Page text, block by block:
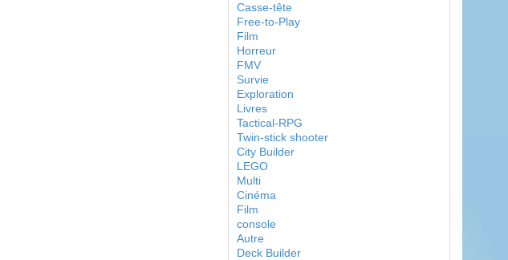
Casse-tête
Free-to-Play
Film
Horreur
FMV
Survie
Exploration
Livres
Tactical-RPG
Twin-stick shooter
City Builder
LEGO
Multi
Cinéma
Film
console
Autre
Deck Builder